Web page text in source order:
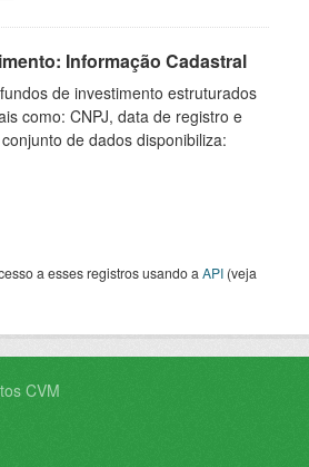
Informação Cadastral
de investimento estruturados
como: CNPJ, data de registro e
de dados disponibiliza:
a esses registros usando a API (veja
CVM